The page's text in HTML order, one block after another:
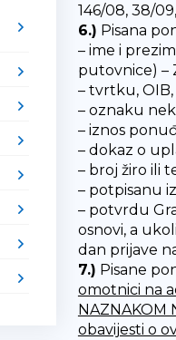
146/08, 38/09,
6.) Pisana
– ime i
putovnice) –
– tvrtku, OIB,
– oznaku
– iznos
– dokaz o
– broj žiro ili
– potpisanu
– potvrdu
osnovi, a
dan prijave
7.) Pisane
omotnici na
NAZNAKOM
obavijesti o